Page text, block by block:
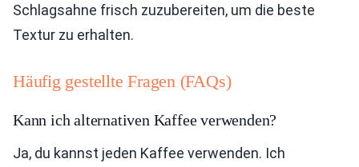
Schlagsahne frisch zuzubereiten, um die beste
Textur zu erhalten.
Häufig gestellte Fragen (FAQs)
Kann ich alternativen Kaffee verwenden?
Ja, du kannst jeden Kaffee verwenden. Ich